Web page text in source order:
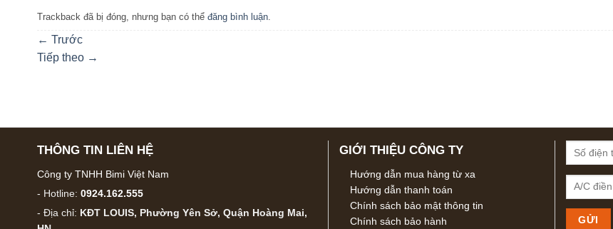
Trackback đã bị đóng, nhưng bạn có thể đăng bình luận.
← Trước
Tiếp theo →
THÔNG TIN LIÊN HỆ
Công ty TNHH Bimi Việt Nam
- Hotline: 0924.162.555
- Địa chỉ: KĐT LOUIS, Phường Yên Sở, Quận Hoàng Mai,
GIỚI THIỆU CÔNG TY
Hướng dẫn mua hàng từ xa
Hướng dẫn thanh toán
Chính sách bảo mật thông tin
Chính sách bảo hành